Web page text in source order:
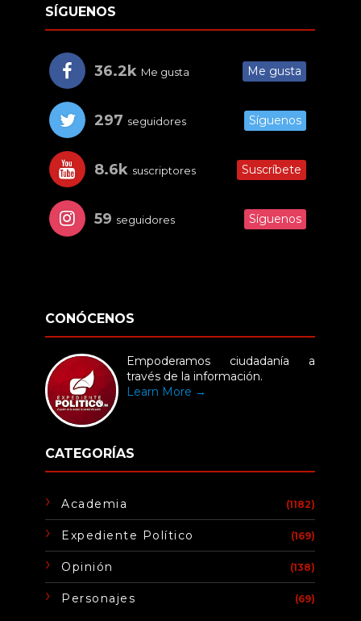
SÍGUENOS
36.2k Me gusta Me gusta
297 seguidores Síguenos
8.6k suscriptores Suscríbete
59 seguidores Síguenos
CONÓCENOS
Empoderamos ciudadanía a
través de la información.
Learn More →
CATEGORÍAS
Academia (1182)
Expediente Político (169)
Opinión (138)
Personajes (69)